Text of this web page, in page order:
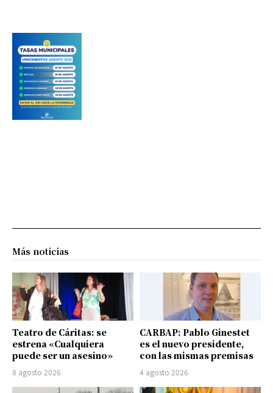
Más noticias
Teatro de Cáritas: se
estrena «Cualquiera
puede ser un asesino»
8 agosto 2026
CARBAP: Pablo Ginestet
es el nuevo presidente,
con las mismas premisas
4 agosto 2026